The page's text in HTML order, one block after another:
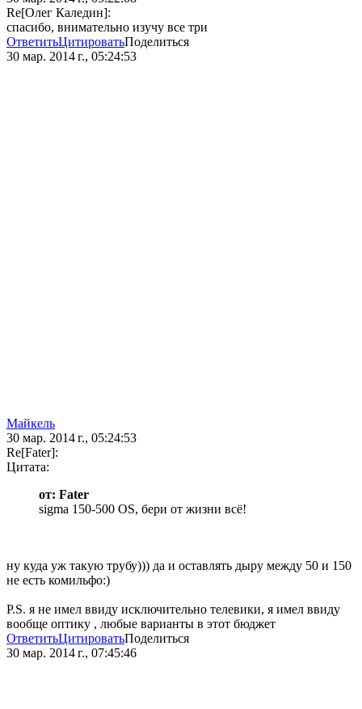
Re[Олег Каледин]:
спасибо, внимательно изучу все три
ОтветитьЦитироватьПоделиться
30 мар. 2014 г., 05:24:53
Майкель
30 мар. 2014 г., 05:24:53
Re[Fater]:
Цитата:
от: Fater
sigma 150-500 OS, бери от жизни всё!
ну куда уж такую трубу))) да и оставлять дыру между 50 и 150
не есть комильфо:)
P.S. я не имел ввиду исключительно телевики, я имел ввиду
вообще оптику , любые варианты в этот бюджет
ОтветитьЦитироватьПоделиться
30 мар. 2014 г., 07:45:46